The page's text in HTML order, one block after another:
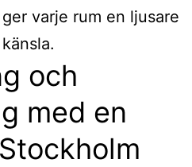
varje rum en ljusare
och
med en